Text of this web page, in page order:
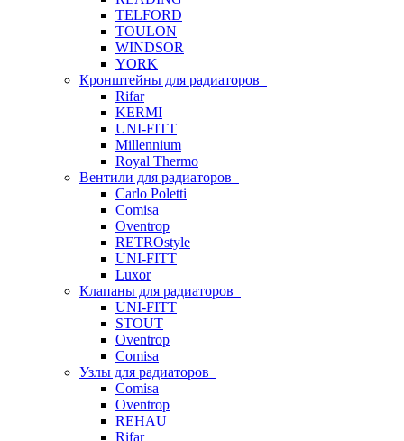
TELFORD
TOULON
WINDSOR
YORK
Кронштейны для радиаторов
Rifar
KERMI
UNI-FITT
Millennium
Royal Thermo
Вентили для радиаторов
Carlo Poletti
Comisa
Oventrop
RETROstyle
UNI-FITT
Luxor
Клапаны для радиаторов
UNI-FITT
STOUT
Oventrop
Comisa
Узлы для радиаторов
Comisa
Oventrop
REHAU
Rifar